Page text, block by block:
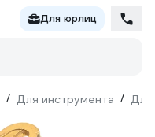
Для юрлиц
/ Для инструмента / Для